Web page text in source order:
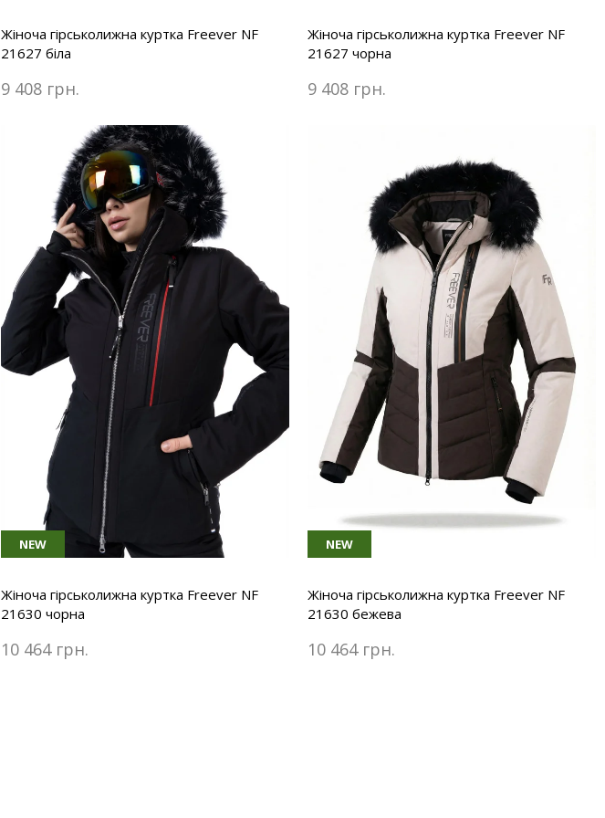
Жіноча гірськолижна куртка Freever NF
21627 біла
9 408 грн.
Жіноча гірськолижна куртка Freever NF
21627 чорна
9 408 грн.
NEW
Жіноча гірськолижна куртка Freever NF
21630 чорна
10 464 грн.
NEW
Жіноча гірськолижна куртка Freever NF
21630 бежева
10 464 грн.